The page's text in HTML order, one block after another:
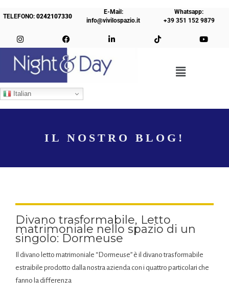
TELEFONO:0242107330
E-Mail:
info@vivilospazio.it
Whatsapp:
+39 351 152 9879
Italian
IL NOSTRO BLOG!
Divano trasformabile, Letto
matrimoniale nello spazio di un
singolo: Dormeuse
Il divano letto matrimoniale “Dormeuse” è il divano trasformabile
estraibile prodotto dalla nostra azienda con i quattro particolari che
fanno la differenza